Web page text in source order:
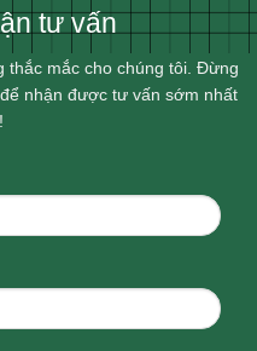
tư vấn
thắc mắc cho chúng tôi. Đừng
nhận được tư vấn sớm nhất